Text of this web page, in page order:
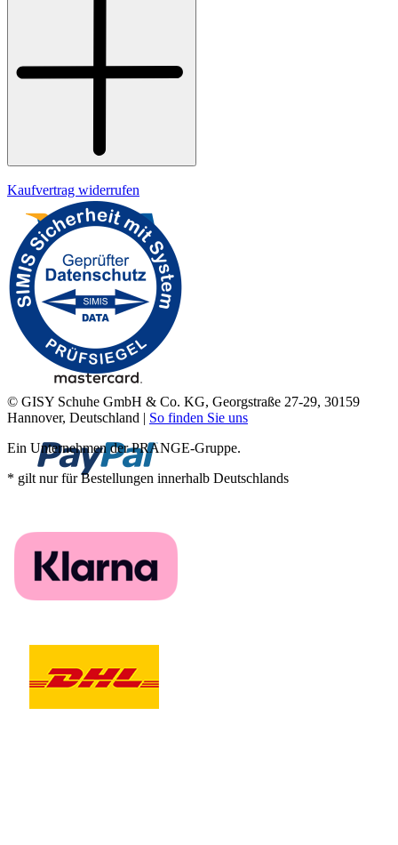
Kaufvertrag widerrufen
© GISY Schuhe GmbH & Co. KG, Georgstraße 27-29, 30159
Hannover, Deutschland | So finden Sie uns
Ein Unternehmen der PRANGE-Gruppe.
* gilt nur für Bestellungen innerhalb Deutschlands